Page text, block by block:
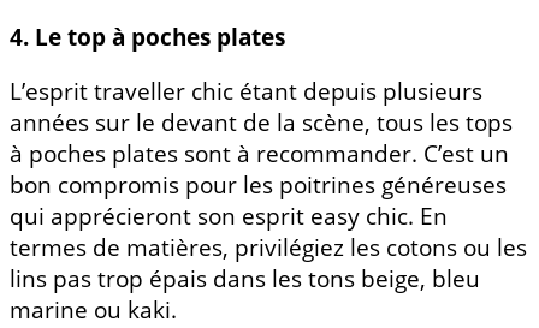
4. Le top à poches plates
L’esprit traveller chic étant depuis plusieurs
années sur le devant de la scène, tous les tops
à poches plates sont à recommander. C’est un
bon compromis pour les poitrines généreuses
qui apprécieront son esprit easy chic. En
termes de matières, privilégiez les cotons ou les
lins pas trop épais dans les tons beige, bleu
marine ou kaki.